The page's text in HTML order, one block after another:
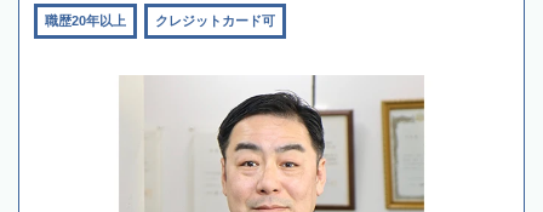
職歴20年以上 クレジットカード可